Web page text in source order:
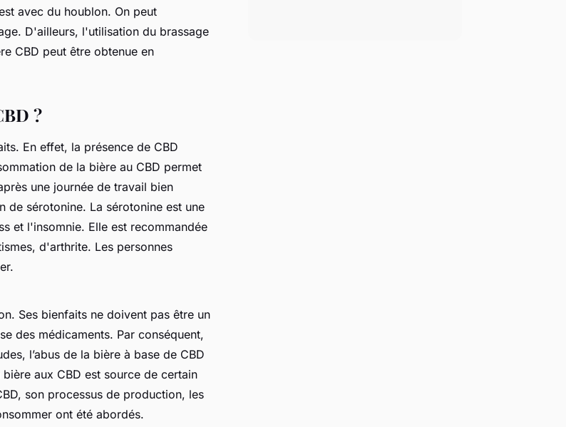
avec du houblon. On peut
D'ailleurs, l'utilisation du brassage
CBD peut être obtenue en
?
En effet, la présence de CBD
de la bière au CBD permet
une journée de travail bien
de sérotonine. La sérotonine est une
et l'insomnie. Elle est recommandée
d'arthrite. Les personnes
Ses bienfaits ne doivent pas être un
des médicaments. Par conséquent,
l’abus de la bière à base de CBD
aux CBD est source de certain
son processus de production, les
ont été abordés.